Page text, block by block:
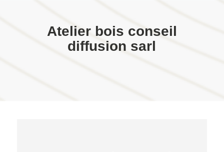
Atelier bois conseil
diffusion sarl